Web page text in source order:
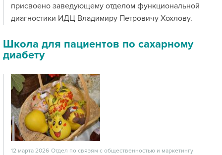
присвоено заведующему отделом функциональной
диагностики ИДЦ Владимиру Петровичу Хохлову.
Школа для пациентов по сахарному
диабету
12 марта 2026 Отдел по связям с общественностью и маркетингу